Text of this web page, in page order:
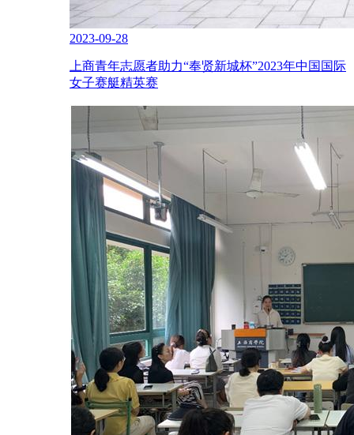
2023-09-28
上商青年志愿者助力“奉贤新城杯”2023年中国国际
女子赛艇精英赛